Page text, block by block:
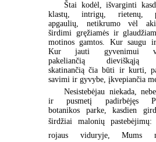
Štai kodėl, išvarginti
klastų, intrigų, rietenų,
apgaulių, netikrumo vėl
širdimi gręžiamės ir
motinos gamtos. Kur saugu
Kur jauti gyvenimui
pakeliančią dieviškąją
skatinančią čia būti ir kurti,
savimi ir gyvybe, įkvepiančia
Nesistebėjau niekada,
ir pusmetį padirbėjęs
botanikos parke, kasdien
širdžiai malonių pastebėjimų:
rojaus viduryje, Mums